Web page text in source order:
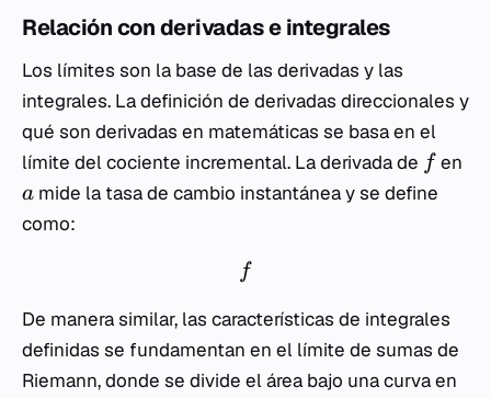
Relación con derivadas e integrales
Los límites son la base de las derivadas y las
integrales. La definición de derivadas direccionales y
qué son derivadas en matemáticas se basa en el
límite del cociente incremental. La derivada de f en
a mide la tasa de cambio instantánea y se define
como:
f
De manera similar, las características de integrales
definidas se fundamentan en el límite de sumas de
Riemann, donde se divide el área bajo una curva en